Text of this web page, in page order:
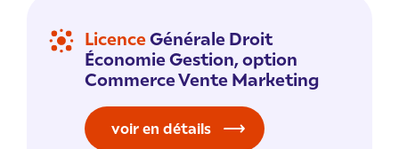
LicenceGénérale Droit
Économie Gestion, option
Commerce Vente Marketing
voir en détails